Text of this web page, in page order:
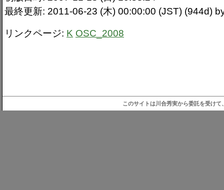
最終更新: 2011-06-23 (木) 00:00:00 (JST) (944d)
リンクページ: K OSC_2008
このサイトは川合秀実から委託を受け